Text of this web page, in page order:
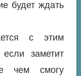
будет ждать
с этим
заметит
чем смогу